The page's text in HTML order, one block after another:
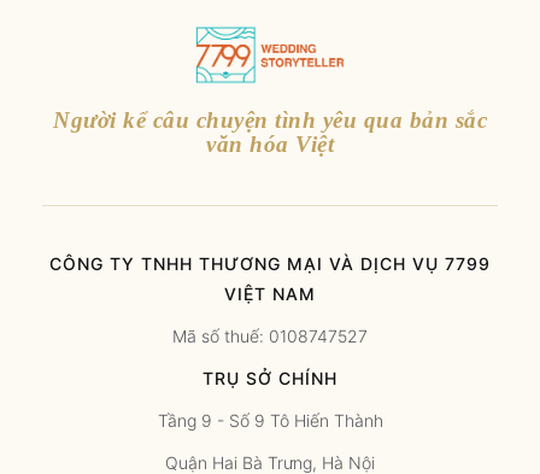
Người kể câu chuyện tình yêu qua bản sắc
văn hóa Việt
CÔNG TY TNHH THƯƠNG MẠI VÀ DỊCH VỤ 7799
VIỆT NAM
Mã số thuế: 0108747527
TRỤ SỞ CHÍNH
Tầng 9 - Số 9 Tô Hiến Thành
Quận Hai Bà Trưng, Hà Nội